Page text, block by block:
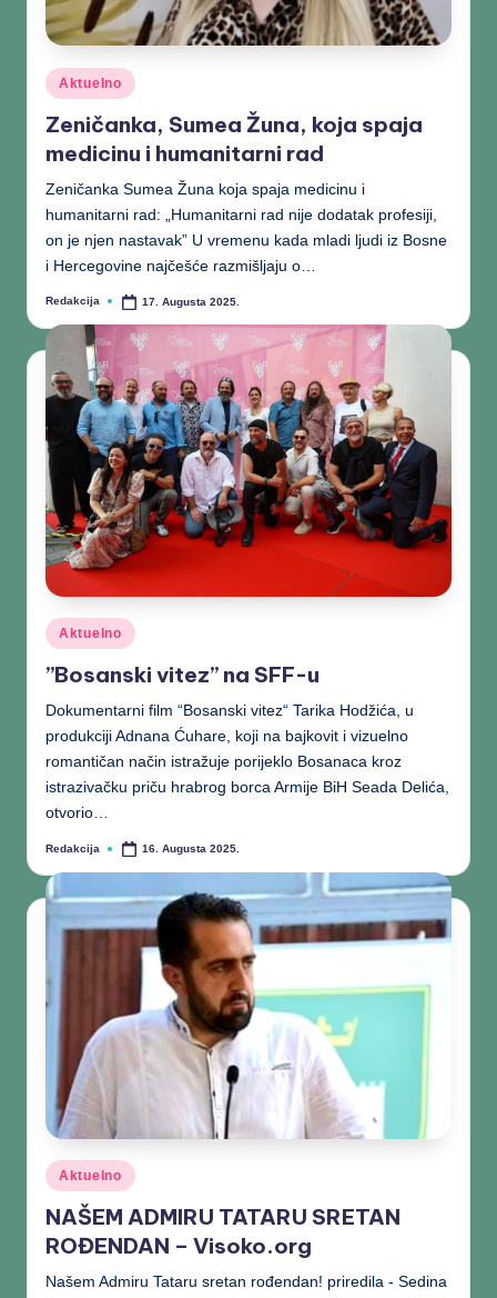
Aktuelno
Zeničanka, Sumea Žuna, koja spaja
medicinu i humanitarni rad
Zeničanka Sumea Žuna koja spaja medicinu i
humanitarni rad: „Humanitarni rad nije dodatak profesiji,
on je njen nastavak” U vremenu kada mladi ljudi iz Bosne
i Hercegovine najčešće razmišljaju o…
Redakcija 17. Augusta 2025.
Aktuelno
”Bosanski vitez” na SFF-u
Dokumentarni film “Bosanski vitez“ Tarika Hodžića, u
produkciji Adnana Ćuhare, koji na bajkovit i vizuelno
romantičan način istražuje porijeklo Bosanaca kroz
istrazivačku priču hrabrog borca Armije BiH Seada Delića,
otvorio…
Redakcija 16. Augusta 2025.
Aktuelno
NAŠEM ADMIRU TATARU SRETAN
ROĐENDAN – Visoko.org
Našem Admiru Tataru sretan rođendan! priredila - Sedina